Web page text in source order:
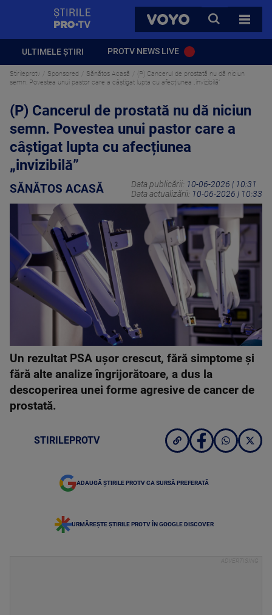
VOYO
CAUTA
TOATE
ULTIMELE ȘTIRI PROTV NEWS LIVE
Stirileprotv Sponsored Sănătos Acasă
(P) Cancerul de prostată nu dă niciun
semn. Povestea unui pastor care a câștigat lupta cu afecțiunea „invizibilă”
(P) Cancerul de prostată nu dă niciun
semn. Povestea unui pastor care a
câștigat lupta cu afecțiunea
„invizibilă”
SĂNĂTOS ACASĂ Data publicării: 10-06-2026 | 10:31
Data actualizării: 10-06-2026 | 10:33
Un rezultat PSA ușor crescut, fără simptome și
fără alte analize îngrijorătoare, a dus la
descoperirea unei forme agresive de cancer de
prostată.
STIRILEPROTV
ADAUGĂ ȘTIRILE PROTV CA SURSĂ PREFERATĂ
URMĂREȘTE ȘTIRILE PROTV ÎN GOOGLE DISCOVER